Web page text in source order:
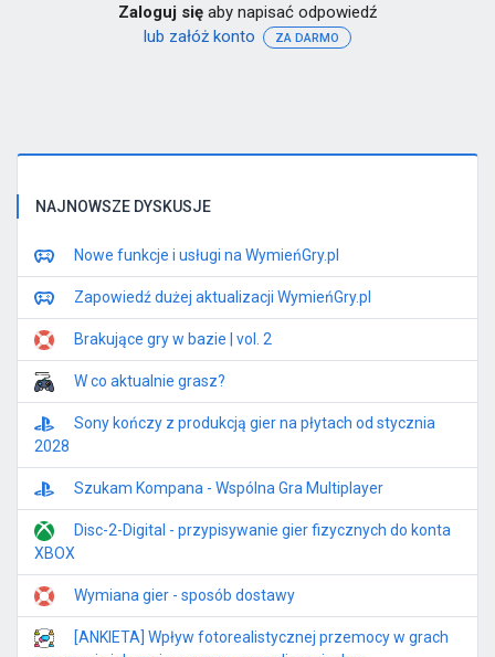
Zaloguj się aby napisać odpowiedź
lub załóż konto
ZA DARMO
NAJNOWSZE DYSKUSJE
Nowe funkcje i usługi na WymieńGry.pl
Zapowiedź dużej aktualizacji WymieńGry.pl
Brakujące gry w bazie | vol. 2
W co aktualnie grasz?
Sony kończy z produkcją gier na płytach od stycznia
2028
Szukam Kompana - Wspólna Gra Multiplayer
Disc-2-Digital - przypisywanie gier fizycznych do konta
XBOX
Wymiana gier - sposób dostawy
[ANKIETA] Wpływ fotorealistycznej przemocy w grach